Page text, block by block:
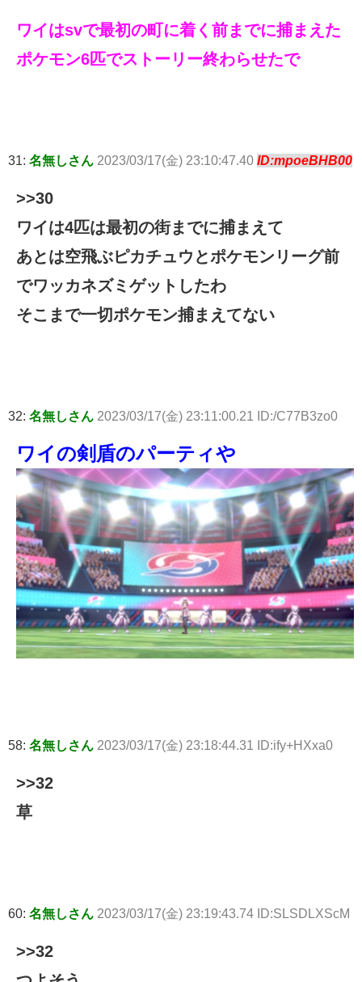
ワイはsvで最初の町に着く前までに捕まえた
ポケモン6匹でストーリー終わらせたで
31: 名無しさん 2023/03/17(金) 23:10:47.40 ID:mpoeBHB00
>>30
ワイは4匹は最初の街までに捕まえて
あとは空飛ぶピカチュウとポケモンリーグ前
でワッカネズミゲットしたわ
そこまで一切ポケモン捕まえてない
32: 名無しさん 2023/03/17(金) 23:11:00.21 ID:/C77B3zo0
ワイの剣盾のパーティや
58: 名無しさん 2023/03/17(金) 23:18:44.31 ID:ify+HXxa0
>>32
草
60: 名無しさん 2023/03/17(金) 23:19:43.74 ID:SLSDLXScM
>>32